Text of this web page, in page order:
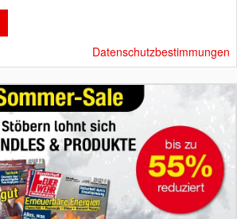
Datenschutzbestimmungen